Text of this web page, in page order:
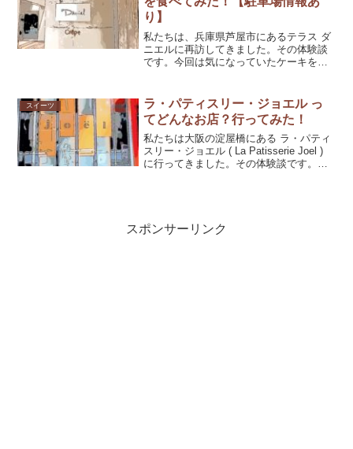
り】
私たちは、兵庫県芦屋市にあるテラス ダ
ニエルに再訪してきました。その体験談
です。今回は気になっていたケーキを味
スイーツ
ラ・パティスリー・ジョエル っ
てどんなお店？行ってみた！
私たちは大阪の淀屋橋にある ラ・パティ
スリー・ジョエル ( La Patisserie Joel )
に行ってきました。その体験談です。ム
スポンサーリンク